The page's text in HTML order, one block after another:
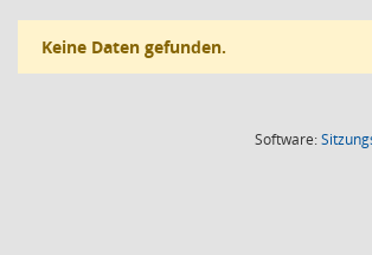
Keine Daten gefunden.
Software: